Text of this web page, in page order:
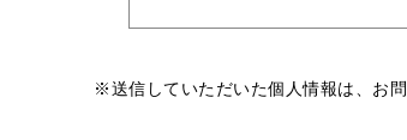
※送信していただいた個人情報は、お